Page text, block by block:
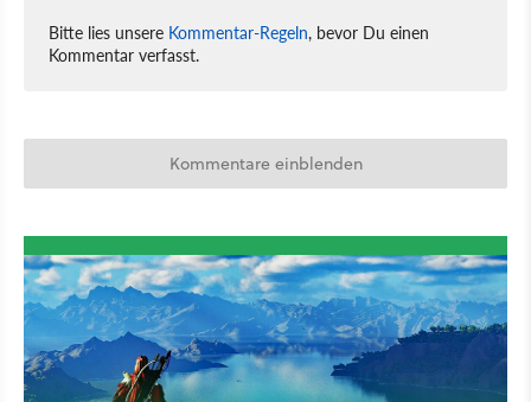
Bitte lies unsere Kommentar-Regeln, bevor Du einen
Kommentar verfasst.
Kommentare einblenden